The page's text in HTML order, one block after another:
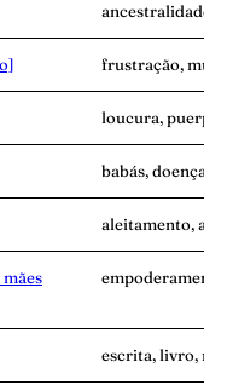
ancestralidade,
frustração,
loucura,
babás, doença,
aleitamento, avó,
escrita, livro,